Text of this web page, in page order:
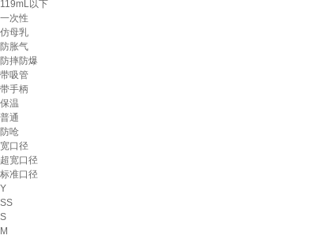
119mL以下
一次性
仿母乳
防胀气
防摔防爆
带吸管
带手柄
保温
普通
防呛
宽口径
超宽口径
标准口径
Y
SS
S
M